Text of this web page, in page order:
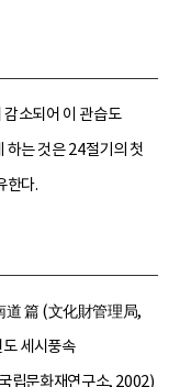
소되어 이 관습도
하는 것은 24절기의 첫
한다.
篇 (文化財管理局,
세시풍속
립문화재연구소, 2002)